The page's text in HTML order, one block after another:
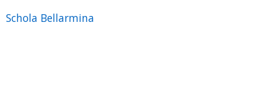
Schola Bellarmina